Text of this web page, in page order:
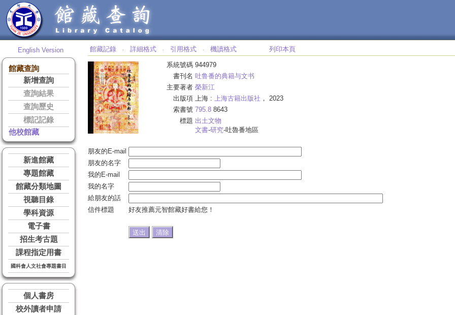
English Version
館藏查詢
新增查詢
查詢結果
查詢歷史
標記記錄
他校館藏
新進館藏
專題館藏
館藏分類地圖
視聽目錄
學科資源
電子書
招生考古題
課程指定用書
國科會人文社會專題書目
個人書房
校外讀者申請
館藏記錄 ‧ 詳細格式 ‧ 引用格式 ‧ 機讀格式 列印本頁
系統號碼 944979
書刊名 吐鲁番的典籍与文书
主要著者 榮新江
出版項 上海 : 上海古籍出版社 ， 2023
索書號 795.8 8643
標題 出土文物
文書-研究-吐魯番地區
朋友的E-mail
朋友的名字
我的E-mail
我的名字
給朋友的話
信件標題
好友推薦元智館藏好書給您！